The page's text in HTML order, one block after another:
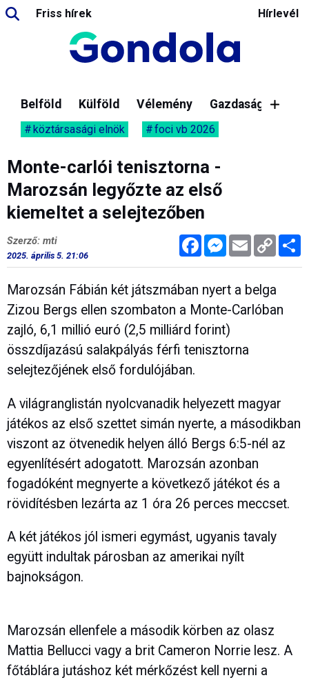
Friss hírek Hírlevél
Belföld Külföld Vélemény Gazdaság
köztársasági elnök foci vb 2026
Monte-carlói tenisztorna -
Marozsán legyőzte az első
kiemeltet a selejtezőben
FacebookMessenger
Email Copy
Link
Szerző: mti
2025. április 5. 21:06
Marozsán Fábián két játszmában nyert a belga
Zizou Bergs ellen szombaton a Monte-Carlóban
zajló, 6,1 millió euró (2,5 milliárd forint)
összdíjazású salakpályás férfi tenisztorna
selejtezőjének első fordulójában.
A világranglistán nyolcvanadik helyezett magyar
játékos az első szettet simán nyerte, a másodikban
viszont az ötvenedik helyen álló Bergs 6:5-nél az
egyenlítésért adogatott. Marozsán azonban
fogadóként megnyerte a következő játékot és a
rövidítésben lezárta az 1 óra 26 perces meccset.
A két játékos jól ismeri egymást, ugyanis tavaly
együtt indultak párosban az amerikai nyílt
bajnokságon.
Marozsán ellenfele a második körben az olasz
Mattia Bellucci vagy a brit Cameron Norrie lesz. A
főtáblára jutáshoz két mérkőzést kell nyerni a